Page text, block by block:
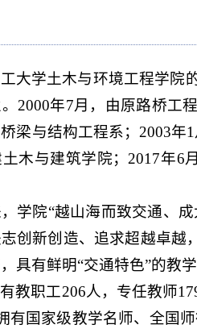
大学土木与环境工程学院
2000年7月，由原路桥工
梁与结构工程系；2003年
木与建筑学院；2017年6
学院“越山海而致交通、
创新创造、追求超越卓越
，具有鲜明“交通特色”的教
教职工206人，专任教师1
有国家级教学名师、全国